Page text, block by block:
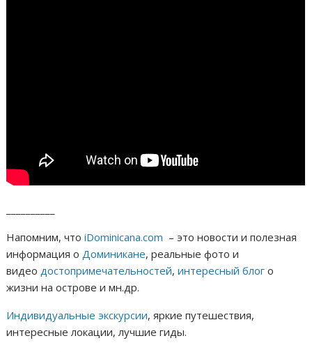
Напомним, чтоiDominicana.com – это новости и полезная
информация о Доминикане, реальные фото и
видеодостопримечательностей,интересный блог о
жизни на острове и мн.др.
Индивидуальные экскурсии, яркие путешествия,
интересные локации, лучшие гиды.